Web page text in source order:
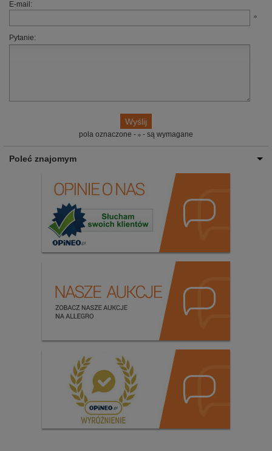
E-mail:
Pytanie:
pola oznaczone - - są wymagane
Poleć znajomym